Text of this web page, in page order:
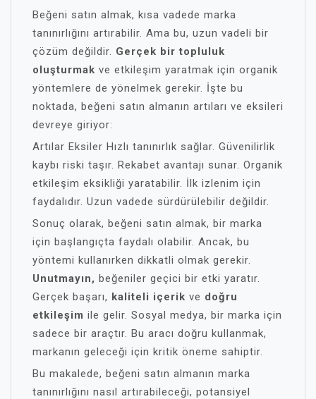
Beğeni satın almak, kısa vadede marka
tanınırlığını artırabilir. Ama bu, uzun vadeli bir
çözüm değildir. Gerçek bir topluluk
oluşturmak ve etkileşim yaratmak için organik
yöntemlere de yönelmek gerekir. İşte bu
noktada, beğeni satın almanın artıları ve eksileri
devreye giriyor:
Artılar Eksiler Hızlı tanınırlık sağlar. Güvenilirlik
kaybı riski taşır. Rekabet avantajı sunar. Organik
etkileşim eksikliği yaratabilir. İlk izlenim için
faydalıdır. Uzun vadede sürdürülebilir değildir.
Sonuç olarak, beğeni satın almak, bir marka
için başlangıçta faydalı olabilir. Ancak, bu
yöntemi kullanırken dikkatli olmak gerekir.
Unutmayın, beğeniler geçici bir etki yaratır.
Gerçek başarı, kaliteli içerik ve doğru
etkileşim ile gelir. Sosyal medya, bir marka için
sadece bir araçtır. Bu aracı doğru kullanmak,
markanın geleceği için kritik öneme sahiptir.
Bu makalede, beğeni satın almanın marka
tanınırlığını nasıl artırabileceği, potansiyel